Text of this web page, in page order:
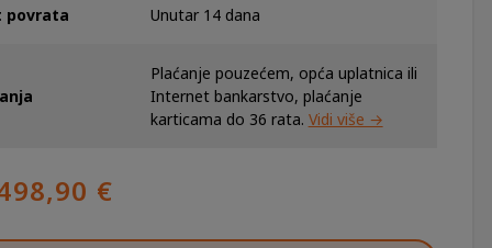
povrata Unutar 14 dana
Plaćanje pouzećem, opća uplatnica ili
Internet bankarstvo, plaćanje
karticama do 36 rata. Vidi više →
€